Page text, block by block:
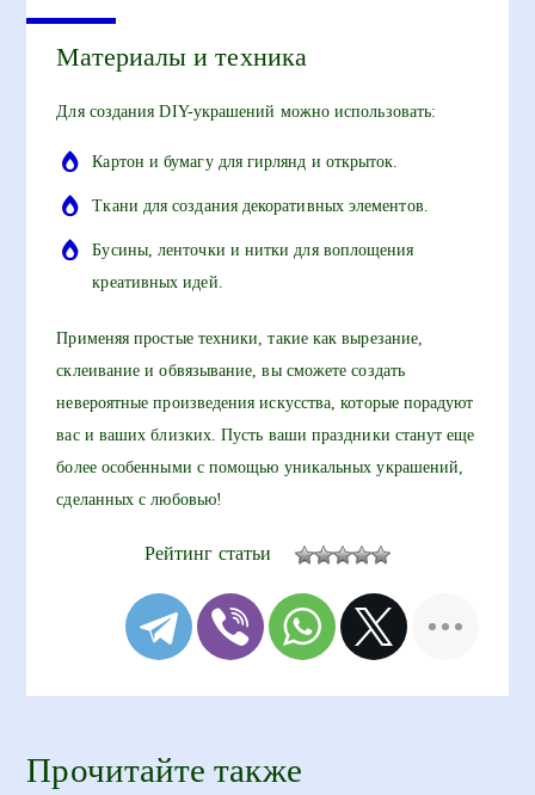
Материалы и техника
Для создания DIY-украшений можно использовать:
Картон и бумагу для гирлянд и открыток.
Ткани для создания декоративных элементов.
Бусины, ленточки и нитки для воплощения
креативных идей.
Применяя простые техники, такие как вырезание,
склеивание и обвязывание, вы сможете создать
невероятные произведения искусства, которые порадуют
вас и ваших близких. Пусть ваши праздники станут еще
более особенными с помощью уникальных украшений,
сделанных с любовью!
Рейтинг статьи
Прочитайте также